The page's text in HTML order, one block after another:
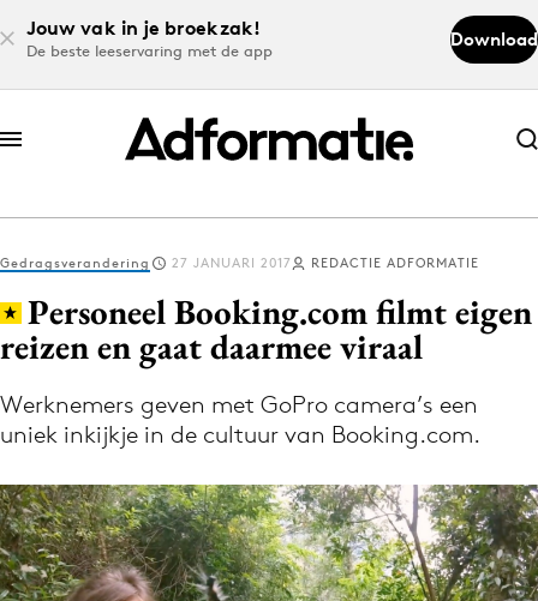
Jouw vak in je broekzak!
De beste leeservaring met de app
Download
Abonneer nu
Abonneer nu
Log in
Volg het laatste nieuws via de Adformatie
Nieuws app
Gedragsverandering 27 JANUARI 2017 REDACTIE ADFORMATIE
Personeel Booking.com filmt eigen
reizen en gaat daarmee viraal
Werknemers geven met GoPro camera’s een
uniek inkijkje in de cultuur van Booking.com.